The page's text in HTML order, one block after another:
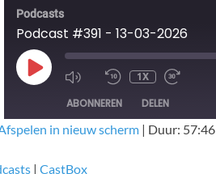
Podcasts
Podcast #391 - 13-03-2026
1X
ABONNEREN DELEN
in nieuw scherm | Duur: 57:46
| CastBox